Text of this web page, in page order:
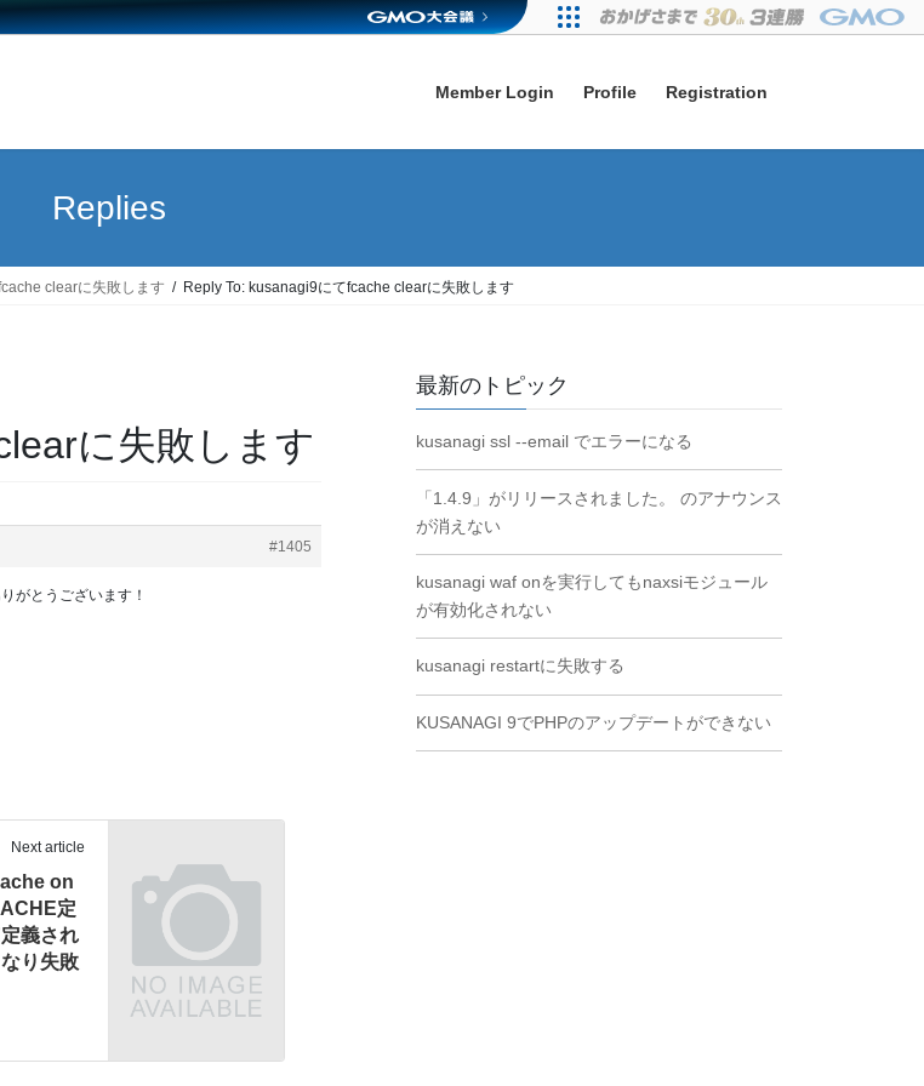
Member Login Profile Registration
Replies
clearに失敗します Reply To: kusanagi9にてfcache clearに失敗します
に失敗します
#1405
がとうございます！
Next article
on
定
義され
り失敗
最新のトピック
kusanagi ssl --email でエラーになる
「1.4.9」がリリースされました。 のアナウンス
が消えない
kusanagi waf onを実行してもnaxsiモジュール
が有効化されない
kusanagi restartに失敗する
KUSANAGI 9でPHPのアップデートができない